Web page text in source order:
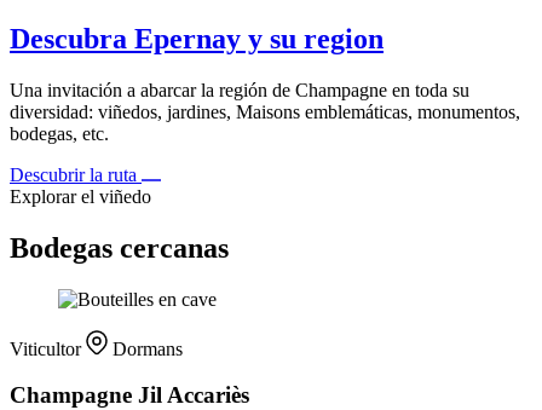
Descubra Epernay y su region
Una invitación a abarcar la región de Champagne en toda su
diversidad: viñedos, jardines, Maisons emblemáticas, monumentos,
bodegas, etc.
Descubrir la ruta
Explorar el viñedo
Bodegas cercanas
Viticultor Dormans
Champagne Jil Accariès